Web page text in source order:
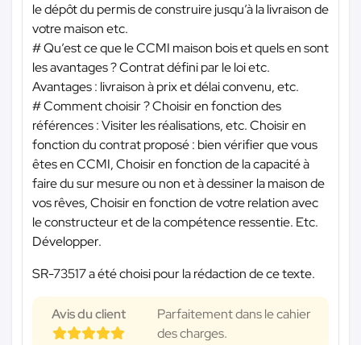
le dépôt du permis de construire jusqu’à la livraison de
votre maison etc.
# Qu’est ce que le CCMI maison bois et quels en sont
les avantages ? Contrat défini par le loi etc.
Avantages : livraison à prix et délai convenu, etc.
# Comment choisir ? Choisir en fonction des
références : Visiter les réalisations, etc. Choisir en
fonction du contrat proposé : bien vérifier que vous
êtes en CCMI, Choisir en fonction de la capacité à
faire du sur mesure ou non et à dessiner la maison de
vos rêves, Choisir en fonction de votre relation avec
le constructeur et de la compétence ressentie. Etc.
Développer.
SR-73517 a été choisi pour la rédaction de ce texte.
Avis du client
Parfaitement dans le cahier
des charges.